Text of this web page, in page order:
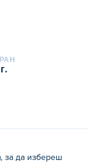
групи от
Гледайте как
нови парчета и
поддържайте
за да избереш